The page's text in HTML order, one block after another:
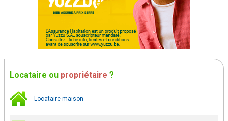
Locataire ou propriétaire ?
Locataire maison